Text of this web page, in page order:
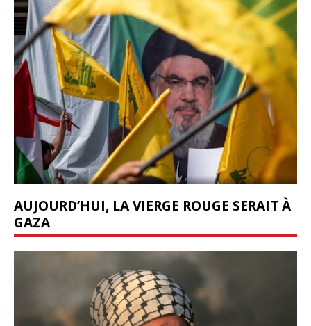
AUJOURD’HUI, LA VIERGE ROUGE SERAIT À
GAZA